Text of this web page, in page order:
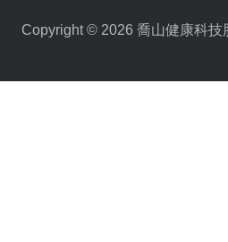
Copyright © 2026 喬山健康科技